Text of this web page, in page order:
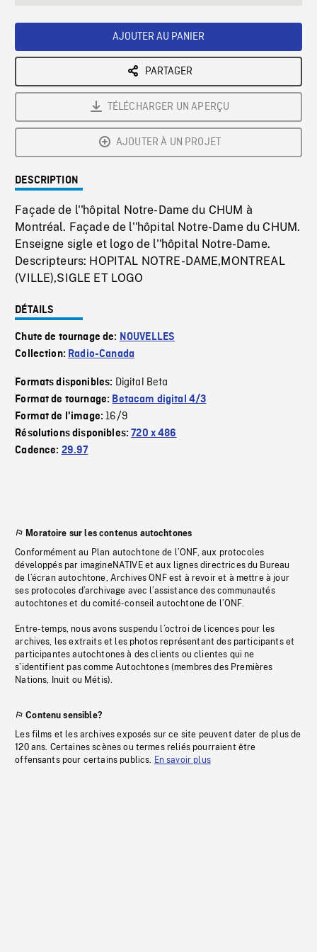
AJOUTER AU PANIER
PARTAGER
TÉLÉCHARGER UN APERÇU
AJOUTER À UN PROJET
DESCRIPTION
Façade de l''hôpital Notre-Dame du CHUM à
Montréal. Façade de l''hôpital Notre-Dame du CHUM.
Enseigne sigle et logo de l''hôpital Notre-Dame.
Descripteurs: HOPITAL NOTRE-DAME,MONTREAL
(VILLE),SIGLE ET LOGO
DÉTAILS
Chute de tournage de: NOUVELLES
Collection: Radio-Canada
Formats disponibles: Digital Beta
Format de tournage: Betacam digital 4/3
Format de l'image:16/9
Résolutions disponibles:720 x 486
Cadence: 29.97
Moratoire sur les contenus autochtones
Conformément au Plan autochtone de l’ONF, aux protocoles
développés par imagineNATIVE et aux lignes directrices du Bureau
de l’écran autochtone, Archives ONF est à revoir et à mettre à jour
ses protocoles d’archivage avec l’assistance des communautés
autochtones et du comité-conseil autochtone de l’ONF.
Entre-temps, nous avons suspendu l’octroi de licences pour les
archives, les extraits et les photos représentant des participants et
participantes autochtones à des clients ou clientes qui ne
s’identifient pas comme Autochtones (membres des Premières
Nations, Inuit ou Métis).
Contenu sensible?
Les films et les archives exposés sur ce site peuvent dater de plus de
120 ans. Certaines scènes ou termes reliés pourraient être
offensants pour certains publics. En savoir plus